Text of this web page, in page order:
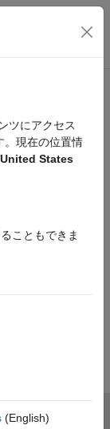
ョン メ
ツにアクセス
。現在の位置情
United States
こともできま
(English)
シー